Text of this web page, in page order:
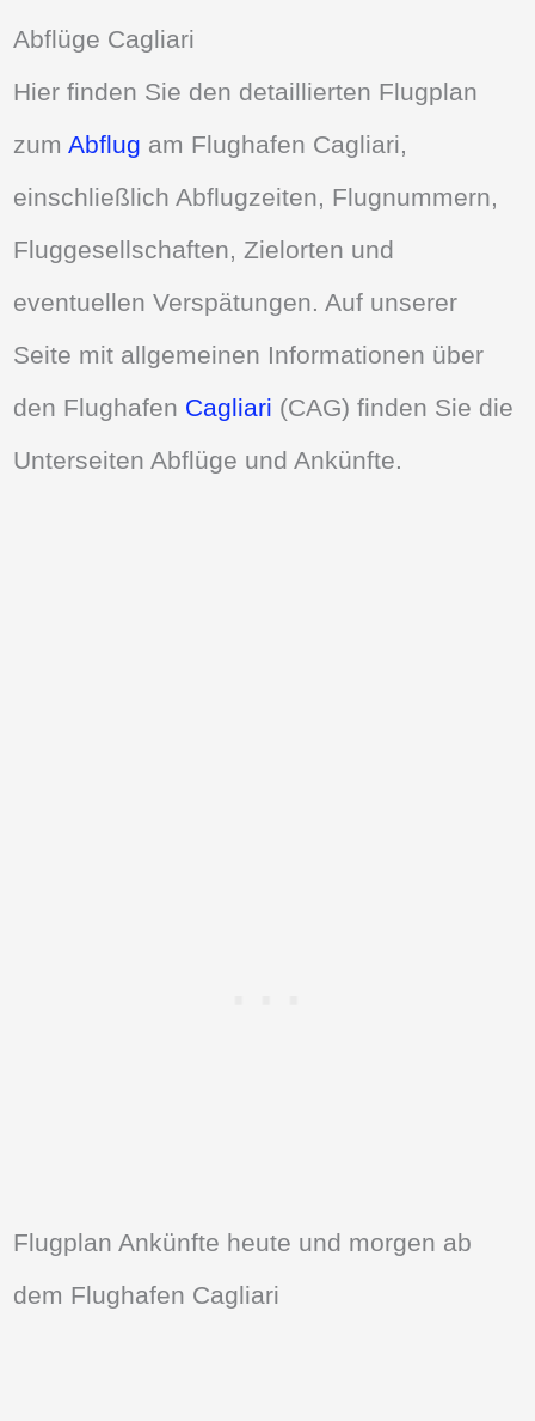
Abflüge Cagliari
Hier finden Sie den detaillierten Flugplan
zumAbflug am Flughafen Cagliari,
einschließlich Abflugzeiten, Flugnummern,
Fluggesellschaften, Zielorten und
eventuellen Verspätungen. Auf unserer
Seite mit allgemeinen Informationen über
den Flughafen Cagliari (CAG) finden Sie die
Unterseiten Abflüge und Ankünfte.
Flugplan Ankünfte heute und morgen ab
dem Flughafen Cagliari